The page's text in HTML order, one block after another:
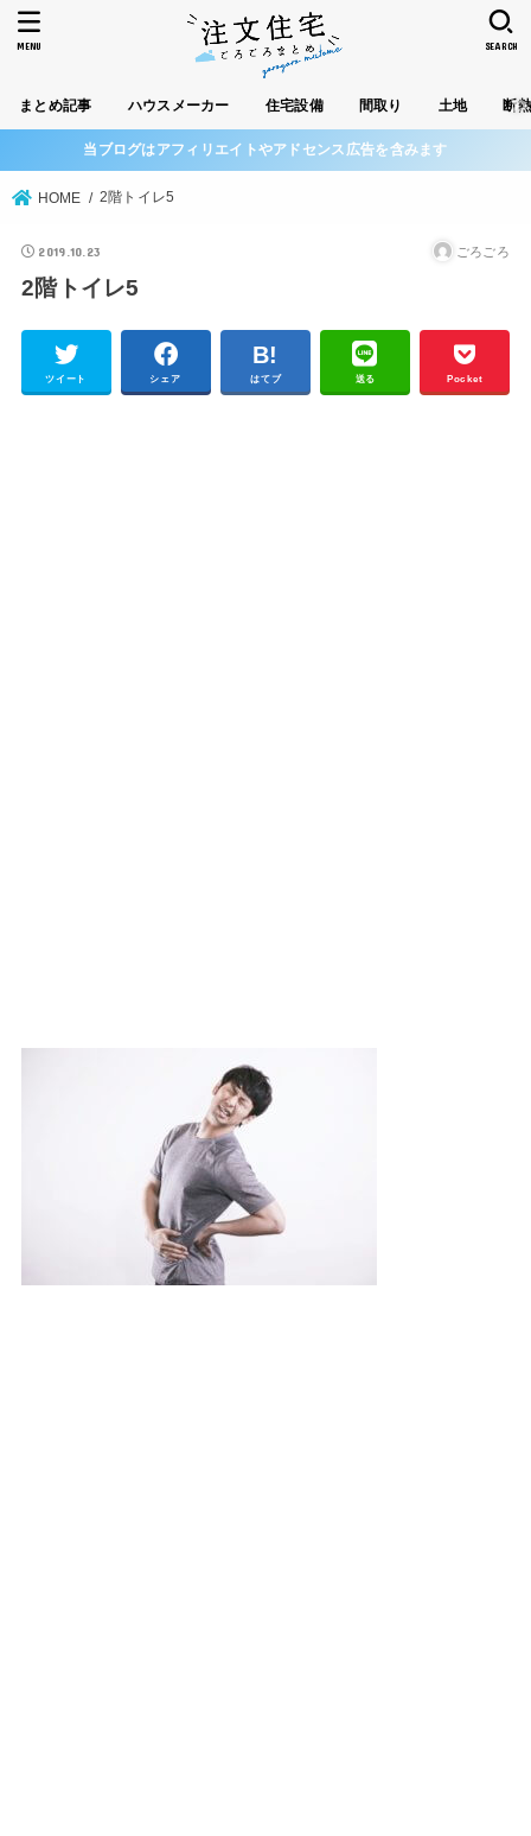
まとめ記事 ハウスメーカー 住宅設備 間取り 土地 断
SEARCH
MENU
当ブログはアフィリエイトやアドセンス広告を含みます
HOME 2階トイレ5
2019.10.23 ごろごろ
2階トイレ5
ツイート シェア はてブ 送る Pocket